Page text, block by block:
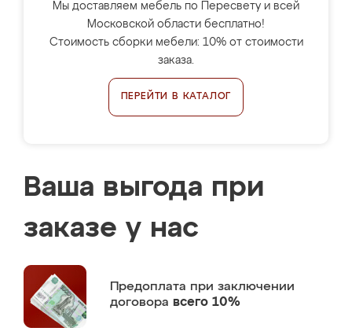
Мы доставляем мебель по Пересвету и всей
Московской области бесплатно!
Стоимость сборки мебели: 10% от стоимости
заказа.
ПЕРЕЙТИ В КАТАЛОГ
Ваша выгода при
заказе у нас
Предоплата при заключении
договора всего 10%